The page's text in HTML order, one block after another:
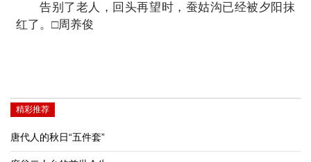
告别了老人，回头再望时，蚕姑沟已经被夕阳抹
红了。□周养俊
精彩推荐
唐代人的秋日“五件套”